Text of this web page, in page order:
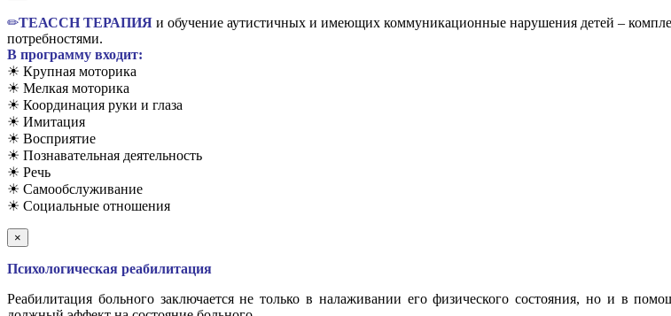
✏TЕАССН ТЕРАПИЯ и обучение аутистичных и имеющих коммуникационные нарушения детей –
потребностями.
В программу входит:
☀ Крупная моторика
☀ Мелкая моторика
☀ Координация руки и глаза
☀ Имитация
☀ Восприятие
☀ Познавательная деятельность
☀ Речь
☀ Самообслуживание
☀ Социальные отношения
×
Психологическая реабилитация
Реабилитация больного заключается не только в налаживании его физического состояния, но и в